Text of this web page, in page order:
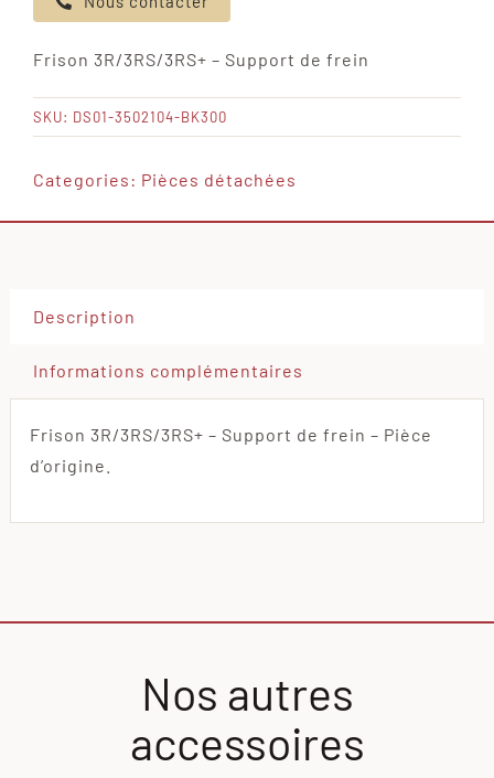
Frison
-
Support
de
Frison 3R/3RS/3RS+ – Support de frein
SKU: DS01-3502104-BK300
Categories: Pièces détachées
Description
Informations complémentaires
Frison 3R/3RS/3RS+ – Support de frein – Pièce
d’origine.
Nos autres
accessoires